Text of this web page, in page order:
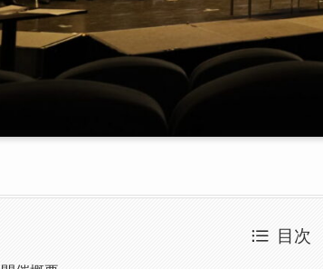
目次